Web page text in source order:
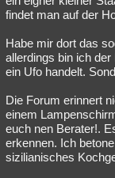
findet man auf der
Habe mir dort das
allerdings bin ich
ein Ufo handelt.
Die Forum erinnert
einem
euch nen Berater!.
erkennen. Ich
sizilianisches